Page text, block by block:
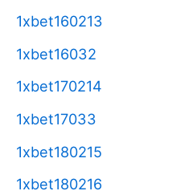
1xbet160213
1xbet16032
1xbet170214
1xbet17033
1xbet180215
1xbet180216